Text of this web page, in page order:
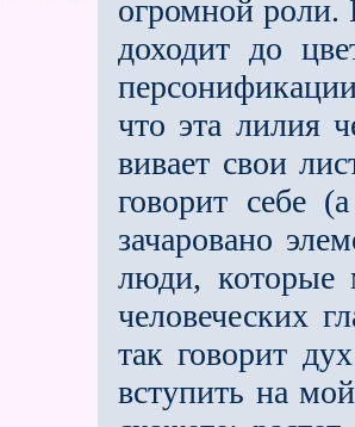
огромной роли.
доходит до
что эта лилия
вивает свои
говорит себе
зачаровано
люди, которые
человеческих
так говорит
вступить на